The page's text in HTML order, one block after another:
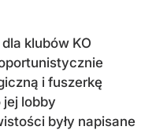
klubów KO
i fuszerkę
lobby
były napisane